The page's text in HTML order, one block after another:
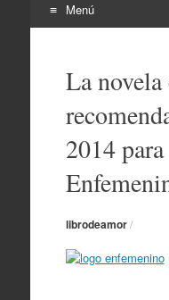
Menú
contenidoLa novela
2014 para
librodeamor/